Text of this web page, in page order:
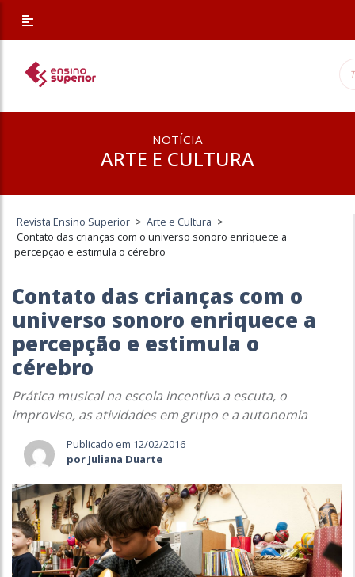
NOTÍCIA
ARTE E CULTURA
Revista Ensino Superior > Arte e Cultura >
Contato das crianças com o universo sonoro enriquece a
percepção e estimula o cérebro
Contato das crianças com o
universo sonoro enriquece a
percepção e estimula o
cérebro
Prática musical na escola incentiva a escuta, o
improviso, as atividades em grupo e a autonomia
Publicado em 12/02/2016
por Juliana Duarte